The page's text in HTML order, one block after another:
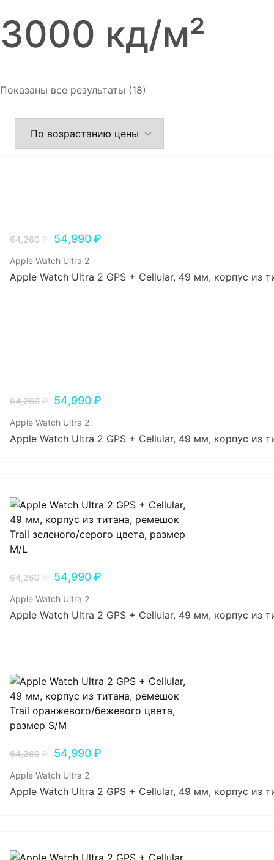
Аксессуары
3000 кд/ м²
Показаны все результаты (18)
64,260₽ 54,990₽
Apple Watch Ultra 2
Apple Watch Ultra 2 GPS + Cellular, 49 мм, корпус из
64,260₽ 54,990₽
Apple Watch Ultra 2
Apple Watch Ultra 2 GPS + Cellular, 49 мм, корпус из
64,260₽ 54,990₽
Apple Watch Ultra 2
Apple Watch Ultra 2 GPS + Cellular, 49 мм, корпус из
64,260₽ 54,990₽
Apple Watch Ultra 2
Apple Watch Ultra 2 GPS + Cellular, 49 мм, корпус из